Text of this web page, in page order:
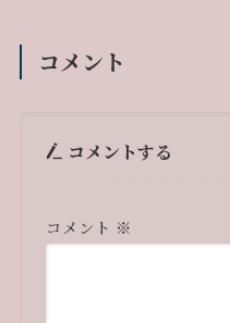
コメント
コメントする
コメント ※